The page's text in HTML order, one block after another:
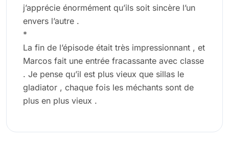
j’apprécie énormément qu’ils soit sincère l’un
envers l’autre .
*
La fin de l’épisode était très impressionnant , et
Marcos fait une entrée fracassante avec classe
. Je pense qu’il est plus vieux que sillas le
gladiator , chaque fois les méchants sont de
plus en plus vieux .